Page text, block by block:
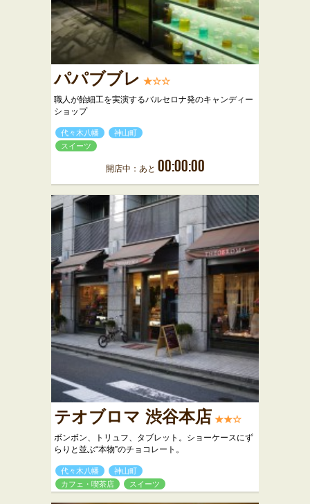
パパブブレ ★☆☆
職人が飴細工を実演するバルセロナ発のキャンディー
ショップ
代々木八幡
神山町
スイーツ
開店中：あと 00:00:00
テオブロマ 渋谷本店 ★★☆
ボンボン、トリュフ、タブレット。ショーケースにず
らりと並ぶ“本物”のチョコレート。
代々木八幡
神山町
カフェ・喫茶店
スイーツ